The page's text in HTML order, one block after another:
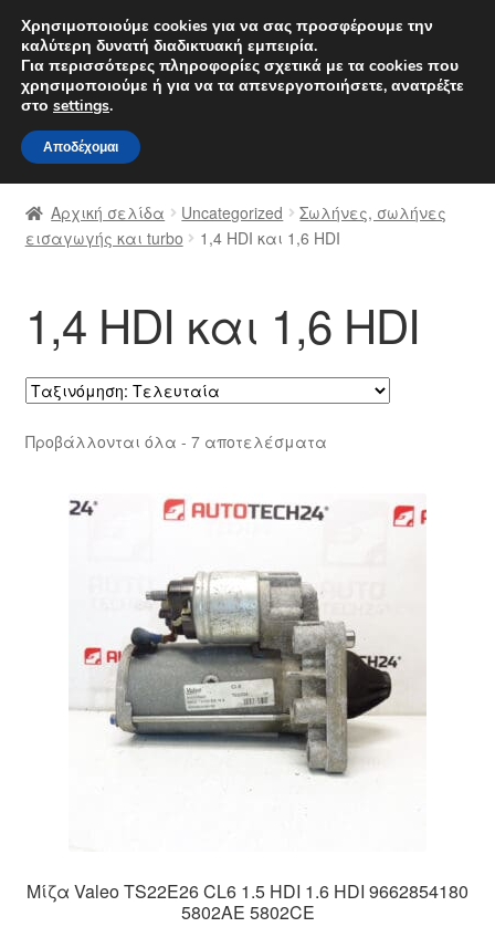
ΑΠΟΣΤΟΛΗ από 7 EUR
Δευτέρα-Παρ. 9 π.μ. - 4 μ.μ.
Απευθείας
μετάβαση
στην
πλοήγηση
Μετάβαση
σε
περιεχόμενο
Αρχική
Διαδικασία Παραπόνων
Καροτσάκι
Μεταφορά
Ολοκλήρωση αγοράς
Οροι και Προϋποθέσεις
Παγκόσμια αποστολή
Παράπονα
Αρχική σελίδα Uncategorized
Σωλήνες, σωλήνες
εισαγωγής και turbo
1,4 HDI και 1,6 HDI
1,4 HDI και 1,6 HDI
Προβάλλονται όλα - 7 αποτελέσματαSorted
Μίζα Valeo TS22E26 CL6 1.5 HDI 1.6 HDI 9662854180
5802AE 5802CE
Χρησιμοποιούμε cookies για να σας προσφέρουμε την
καλύτερη δυνατή διαδικτυακή εμπειρία.
Για περισσότερες πληροφορίες σχετικά με τα cookies που
χρησιμοποιούμε ή για να τα απενεργοποιήσετε, ανατρέξτε
στο settings.
Αποδέχομαι